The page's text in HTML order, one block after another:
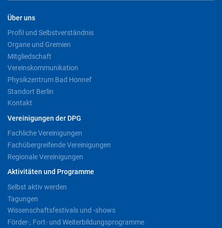
Über uns
Profil und Selbstverständnis
Organe und Gremien
Mitgliedschaft
Vereinskommunikation
Physikzentrum Bad Honnef
Standort Berlin
Kontakt
Vereinigungen der DPG
Fachliche Vereinigungen
Fachübergreifende Vereinigungen
Regionale Vereinigungen
Aktivitäten und Programme
Selbst aktiv werden
Tagungen
Wissenschaftsfestivals und -shows
Förder-, Fort- und Weiterbildungsprogramme